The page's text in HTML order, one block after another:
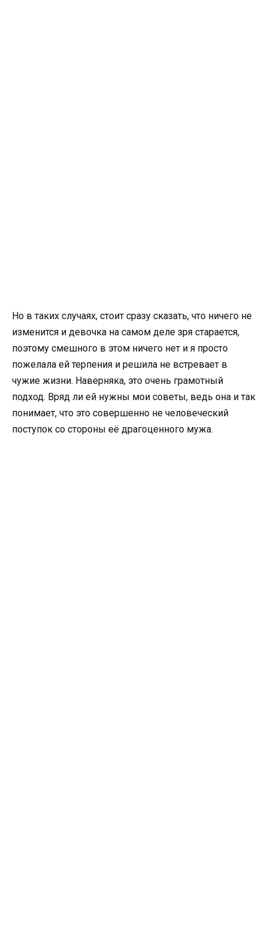
Но в таких случаях, стоит сразу сказать, что ничего не
изменится и девочка на самом деле зря старается,
поэтому смешного в этом ничего нет и я просто
пожелала ей терпения и решила не встревает в
чужие жизни. Наверняка, это очень грамотный
подход. Вряд ли ей нужны мои советы, ведь она и так
понимает, что это совершенно не человеческий
поступок со стороны её драгоценного мужа.